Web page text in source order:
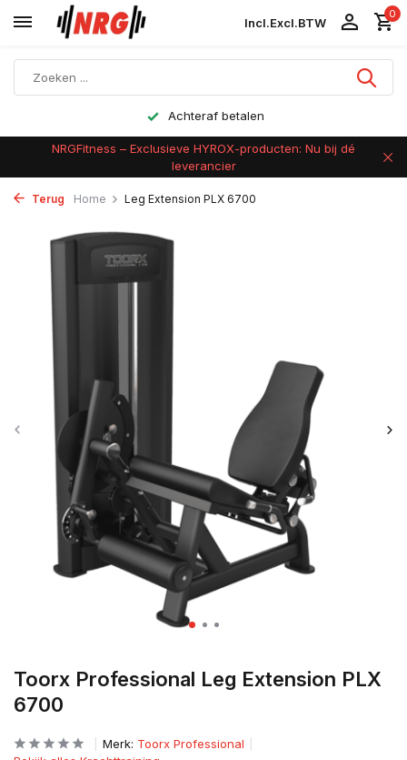
Incl.Excl.BTW
0
Achteraf betalen
NRGFitness – Exclusieve HYROX-producten: Nu bij dé
leverancier
Terug Home Leg Extension PLX 6700
Toorx Professional Leg Extension PLX
6700
Merk: Toorx Professional